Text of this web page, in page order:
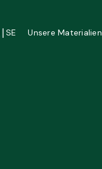
| SE Unsere Materialien